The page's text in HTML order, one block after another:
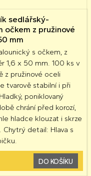
sedlářský-
očkem z pružinové
mm
s očkem, z
1,6 x 50 mm. 100 ks v
z pružinové oceli
tvarově stabilní i při
poniklovaný
chrání před korozí,
hladce klouzat i skrze
detail: Hlava s
DO KOŠÍKU